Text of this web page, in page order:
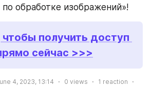
обработке изображений»!
получить доступ
сейчас >>>
4, 2023, 13:14 0 views 1 reaction